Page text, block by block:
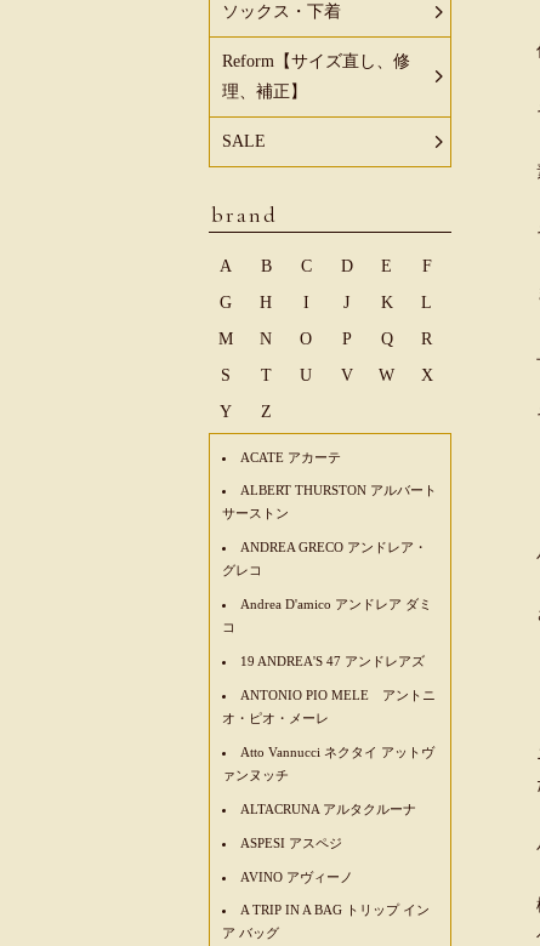
ソックス・下着
Reform【サイズ直し、修
理、補正】
SALE
brand
A B C D E
F
G
H I J K
L
M
N O P Q
R
S
T U V W
X
Y
Z
ACATE アカーテ
ALBERT THURSTON アルバート
サーストン
ANDREA GRECO アンドレア・
グレコ
Andrea D'amico アンドレア ダミ
コ
19 ANDREA'S 47 アンドレアズ
ANTONIO PIO MELE アントニ
オ・ピオ・メーレ
Atto Vannucci ネクタイ アットヴ
ァンヌッチ
ALTACRUNA アルタクルーナ
ASPESI アスペジ
AVINO アヴィーノ
A TRIP IN A BAG トリップ イン
ア バッグ